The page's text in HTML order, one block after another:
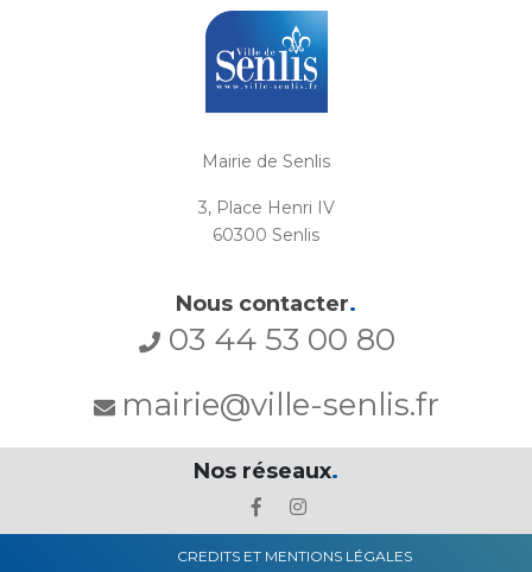
Mairie de Senlis
3, Place Henri IV
60300 Senlis
Nous contacter.
03 44 53 00 80
mairie@ville-senlis.fr
Nos réseaux.
CREDITS ET MENTIONS LÉGALES